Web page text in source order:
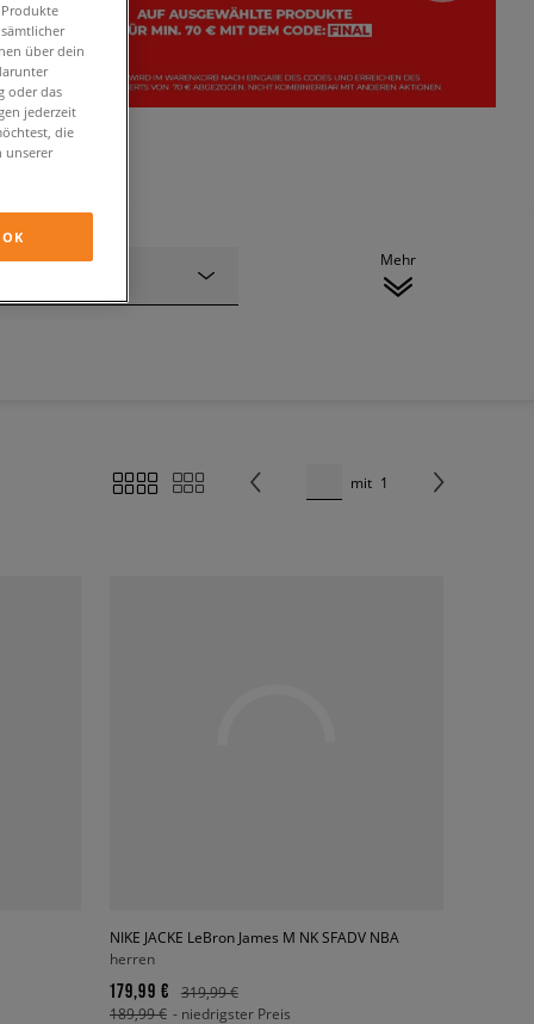
mit 1
Mehr
NIKE JACKE LeBron James M NK SFADV NBA
herren
179,99 €
319,99 €
189,99 € - niedrigster Preis
über dein
oder das
jederzeit
die
unserer
OK